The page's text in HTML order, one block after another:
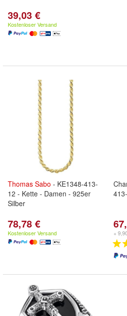
39,03 €
Kostenloser Versand
Thomas Sabo - KE1348-413-
12 - Kette - Damen - 925er
Silber
78,78 €
Kostenloser Versand +